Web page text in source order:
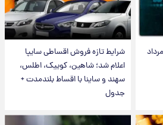
فال روزانه واقعی پنجشنبه ۱۵ مرداد
شرایط تازه فروش اقساطی سایپا
اعلام شد؛ شاهین، کوییک، اطلس،
سهند و ساینا با اقساط بلندمدت +
جدول